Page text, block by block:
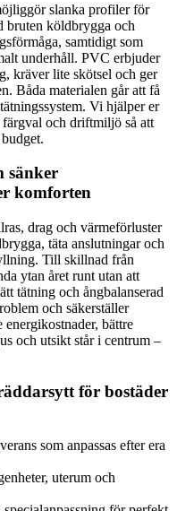
slanka profiler för
bruten köldbrygga och
samtidigt som
underhåll. PVC erbjuder
kräver lite skötsel och ger
Båda materialen går att få
Vi hjälper er
och driftmiljö så att
sänker
komforten
drag och värmeförluster
täta anslutningar och
Till skillnad från
ytan året runt utan att
tätning och ångbalanserad
och säkerställer
bättre
och utsikt står i centrum –
för bostäder
som anpassas efter era
uterum och